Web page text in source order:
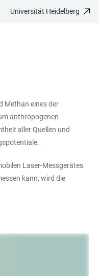
Universität Heidelberg
Methan eines der
anthropogenen
aller Quellen und
Laser-Messgerätes
kann, wird die